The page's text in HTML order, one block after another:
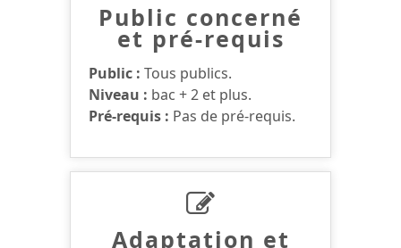
Public concerné
et pré-requis
Public : Tous publics.
Niveau : bac + 2 et plus.
Pré-requis : Pas de pré-requis.
Adaptation et